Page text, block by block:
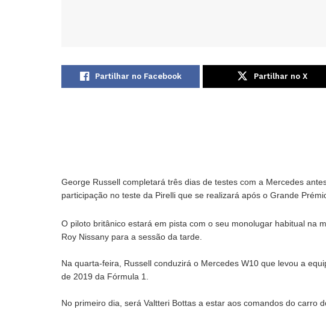
Partilhar no Facebook Partilhar no X
George Russell completará três dias de testes com a Mercedes
participação no teste da Pirelli que se realizará após o Grande
O piloto britânico estará em pista com o seu monolugar habitual na
Roy Nissany para a sessão da tarde.
Na quarta-feira, Russell conduzirá o Mercedes W10 que levou a
de 2019 da Fórmula 1.
No primeiro dia, será Valtteri Bottas a estar aos comandos do carro